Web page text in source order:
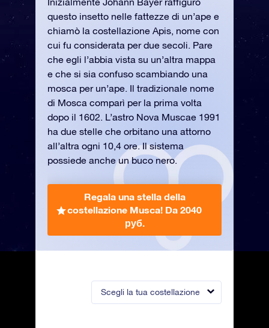
Scegli la tua costellazione
questo insetto nelle fattezze di un’ape e
chiamò la costellazione Apis, nome con
cui fu considerata per due secoli. Pare
che egli l’abbia vista su un’altra mappa
e che si sia confuso scambiando una
mosca per un’ape. Il tradizionale nome
di Mosca comparì per la prima volta
dopo il 1602. L’astro Nova Muscae 1991
ha due stelle che orbitano una attorno
all’altra ogni 10,4 ore. Il sistema
possiede anche un buco nero.
Regala una stella della
costellazione Musca! Da 2040
руб.